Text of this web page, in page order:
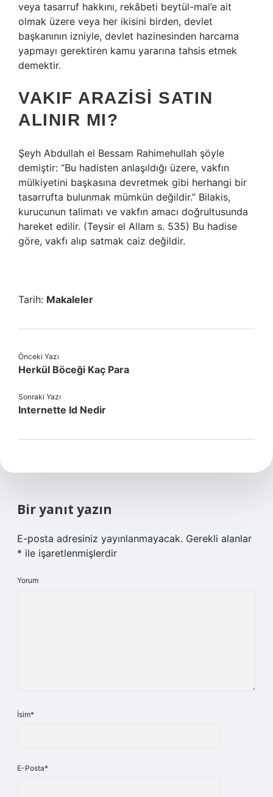
veya tasarruf hakkını, rekâbeti beytül-mal’e ait
olmak üzere veya her ikisini birden, devlet
başkanının izniyle, devlet hazinesinden harcama
yapmayı gerektiren kamu yararına tahsis etmek
demektir.
VAKIF ARAZISI SATIN
ALINIR MI?
Şeyh Abdullah el Bessam Rahimehullah şöyle
demiştir: “Bu hadisten anlaşıldığı üzere, vakfın
mülkiyetini başkasına devretmek gibi herhangi bir
tasarrufta bulunmak mümkün değildir.” Bilakis,
kurucunun talimatı ve vakfın amacı doğrultusunda
hareket edilir. (Teysir el Allam s. 535) Bu hadise
göre, vakfı alıp satmak caiz değildir.
Tarih: Makaleler
Önceki Yazı
Herkül Böceği Kaç Para
Sonraki Yazı
Internette Id Nedir
Bir yanıt yazın
E-posta adresiniz yayınlanmayacak. Gerekli alanlar
* ile işaretlenmişlerdir
Yorum
İsim*
E-Posta*